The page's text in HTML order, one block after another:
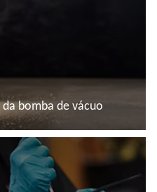
bomba de vácuo